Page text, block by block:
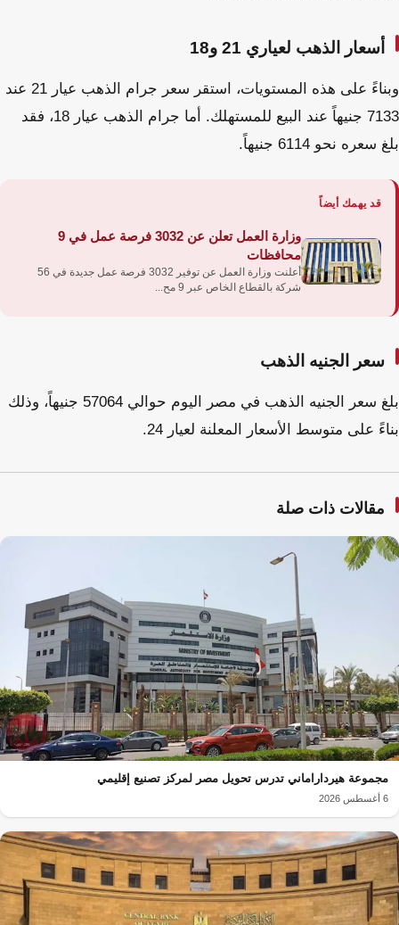
أسعار الذهب لعياري 21 و18
وبناءً على هذه المستويات، استقر سعر جرام الذهب عيار 21 عند
7133 جنيهاً عند البيع للمستهلك. أما جرام الذهب عيار 18، فقد
بلغ سعره نحو 6114 جنيهاً.
قد يهمك أيضاً
وزارة العمل تعلن عن 3032 فرصة عمل في 9
محافظات
أعلنت وزارة العمل عن توفير 3032 فرصة عمل جديدة في 56
شركة بالقطاع الخاص عبر 9 مح...
سعر الجنيه الذهب
بلغ سعر الجنيه الذهب في مصر اليوم حوالي 57064 جنيهاً، وذلك
بناءً على متوسط الأسعار المعلنة لعيار 24.
مقالات ذات صلة
مجموعة هيرداراماني تدرس تحويل مصر لمركز تصنيع إقليمي
6 أغسطس 2026